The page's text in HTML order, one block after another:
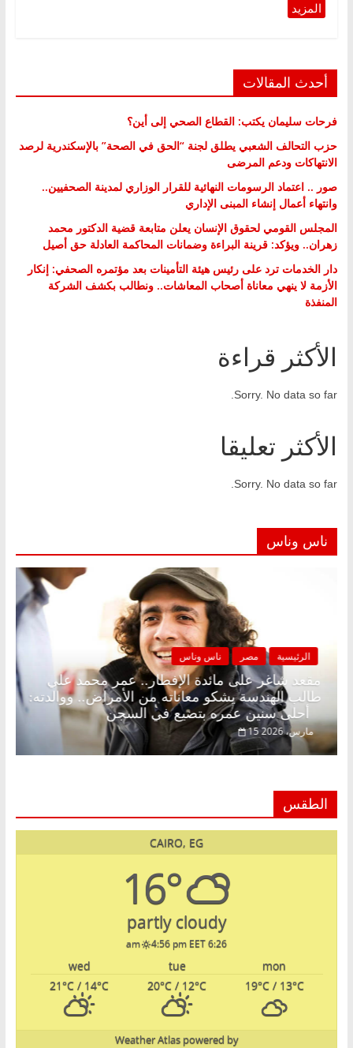
أحدث المقالات
فرحات سليمان يكتب: القطاع الصحي إلى أين؟
حزب التحالف الشعبي يطلق لجنة “الحق في الصحة” بالإسكندرية لرصد
الانتهاكات ودعم المرضى
صور .. اعتماد الرسومات النهائية للقرار الوزاري لمدينة الصحفيين..
وانتهاء أعمال إنشاء المبنى الإداري
المجلس القومي لحقوق الإنسان يعلن متابعة قضية الدكتور محمد
زهران.. ويؤكد: قرينة البراءة وضمانات المحاكمة العادلة حق أصيل
دار الخدمات ترد على رئيس هيئة التأمينات بعد مؤتمره الصحفي: إنكار
الأزمة لا ينهي معاناة أصحاب المعاشات.. ونطالب بكشف الشركة
المنفذة
الأكثر قراءة
Sorry. No data so far.
الأكثر تعليقا
Sorry. No data so far.
ناس وناس
الرئيسية مصر ناس وناس
مقعد شاغر على مائدة الإفطار.. عمر محمد علي
طالب الهندسة يشكو معاناته من الأمراض..
أحلى سنين عمره بتضيع في السجن
15 مارس، 2026
د.
الطقس
CAIRO, EG
16°
partly cloudy
6:26 am
4:56 pm EET
mon
tue
wed
19°C/ 13°C
20°C / 12°C
21°C / 14°C
powered by
Weather Atlas